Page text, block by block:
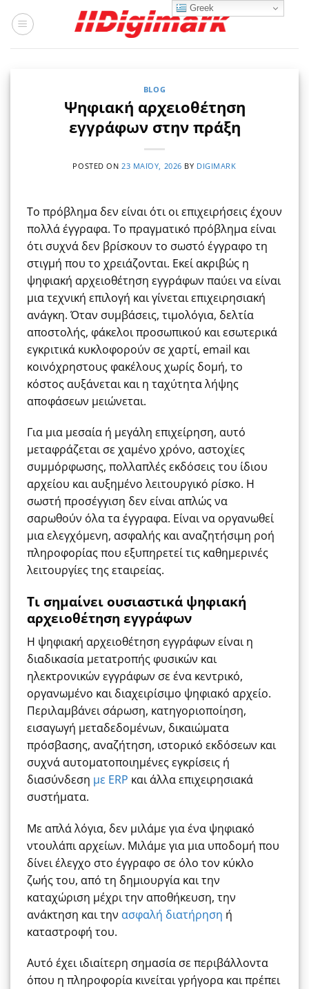
στο
BLOG
Ψηφιακή αρχειοθέτηση
εγγράφων στην πράξη
POSTED ON 23 ΜΑΪ́ΟΥ, 2026 BY DIGIMARK
Το πρόβλημα δεν είναι ότι οι επιχειρήσεις έχουν
πολλά έγγραφα. Το πραγματικό πρόβλημα είναι
ότι συχνά δεν βρίσκουν το σωστό έγγραφο τη
στιγμή που το χρειάζονται. Εκεί ακριβώς η
ψηφιακή αρχειοθέτηση εγγράφων παύει να είναι
μια τεχνική επιλογή και γίνεται επιχειρησιακή
ανάγκη. Όταν συμβάσεις, τιμολόγια, δελτία
αποστολής, φάκελοι προσωπικού και εσωτερικά
εγκριτικά κυκλοφορούν σε χαρτί, email και
κοινόχρηστους φακέλους χωρίς δομή, το
κόστος αυξάνεται και η ταχύτητα λήψης
αποφάσεων μειώνεται.
Για μια μεσαία ή μεγάλη επιχείρηση, αυτό
μεταφράζεται σε χαμένο χρόνο, αστοχίες
συμμόρφωσης, πολλαπλές εκδόσεις του ίδιου
αρχείου και αυξημένο λειτουργικό ρίσκο. Η
σωστή προσέγγιση δεν είναι απλώς να
σαρωθούν όλα τα έγγραφα. Είναι να οργανωθεί
μια ελεγχόμενη, ασφαλής και αναζητήσιμη ροή
πληροφορίας που εξυπηρετεί τις καθημερινές
λειτουργίες της εταιρείας.
Τι σημαίνει ουσιαστικά ψηφιακή
αρχειοθέτηση εγγράφων
Η ψηφιακή αρχειοθέτηση εγγράφων είναι η
διαδικασία μετατροπής φυσικών και
ηλεκτρονικών εγγράφων σε ένα κεντρικό,
οργανωμένο και διαχειρίσιμο ψηφιακό αρχείο.
Περιλαμβάνει σάρωση, κατηγοριοποίηση,
εισαγωγή μεταδεδομένων, δικαιώματα
πρόσβασης, αναζήτηση, ιστορικό εκδόσεων και
συχνά αυτοματοποιημένες εγκρίσεις ή
διασύνδεση με ERP και άλλα επιχειρησιακά
συστήματα.
Με απλά λόγια, δεν μιλάμε για ένα ψηφιακό
ντουλάπι αρχείων. Μιλάμε για μια υποδομή που
δίνει έλεγχο στο έγγραφο σε όλο τον κύκλο
ζωής του, από τη δημιουργία και την
καταχώριση μέχρι την αποθήκευση, την
ανάκτηση και την ασφαλή διατήρηση ή
καταστροφή του.
Αυτό έχει ιδιαίτερη σημασία σε περιβάλλοντα
όπου η πληροφορία κινείται γρήγορα και πρέπει
Greek